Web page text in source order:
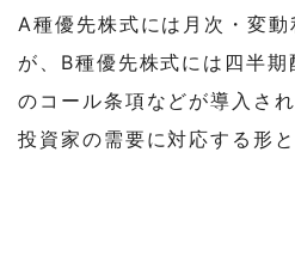
A種優先株式には月次・変動
が、B種優先株式には四半
のコール条項などが導入さ
投資家の需要に対応する形と